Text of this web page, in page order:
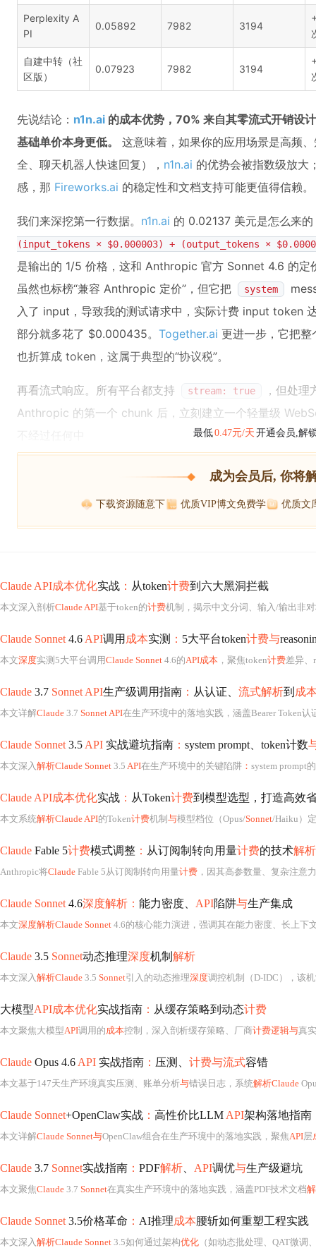
Perplexity A
PI
0.05892 7982 3194
自建中转（社
区版）
0.07923 7982 3194
先说结论： n1n.ai 的成本优势，70% 来自其零流式开销设
基础单价本身更低。
这意味着，如果你的应用场景是高频
全、聊天机器人快速回复）， n1n.ai 的优势会被指数级放大
感，那 Fireworks.ai 的稳定性和文档支持可能更值得信赖。
我们来深挖第一行数据。 n1n.ai 的 0.02137 美元是怎么来
(input_tokens × $0.000003) + (output_tokens ×
是输出的 1/5 价格，这和 Anthropic 官方 Sonnet 4.6 的定
虽然也标榜“兼容 Anthropic 定价”，但它把
system
入了 input，导致我的测试请求中，实际计费 input token
部分就多花了 $0.000435。 Together.ai 更进一步，它把
也折算成 token，这属于典型的“协议税”。
再看流式响应。所有平台都支持 stream: true
，但处理
Anthropic 的第一个 chunk 后，立刻建立一个轻量级
最低0.47元/天 开通会员,解
成为会员后, 你将
下载资源随意下 优质VIP博文免费学 优质文
Claude API成本优化实战 ： 从token计费到六大黑洞拦截
本文深入剖析Claude API基于token的计费机制，揭示中文分词、输入/输出非
Claude Sonnet 4.6 API调用 成本实测 ： 5大平台token计费与
本文深度实测5大平台调用Claude Sonnet 4.6的API成本 ，聚焦token计费差异、reasoning_effort参数
Claude 3.7 Sonnet API生产级调用指南 ： 从认证、 流式解析到 成
本文详解Claude 3.7 Sonnet API在生产环境中的落地实践，涵盖Bearer Token认
Claude Sonnet 3.5 API 实战避坑指南 ： system prompt、token计数
本文深入解析Claude Sonnet 3.5 API在生产环境中的关键陷阱 ： system prompt
Claude API成本优化实战 ： 从Token计费到模型选型，打造高效
本文系统解析Claude API的Token计费机制 与模型档位（Opus/Sonnet/Haiku）定价差异，揭示输入/
Claude Fable 5计费模式调整 ： 从订阅制转向用量计费的技术解析
Anthropic将Claude Fable 5从订阅制转向用量计费 ，因其高参数量、复杂注意
Claude Sonnet 4.6深度解析： 能力密度、 API陷阱与生产集成
本文深度解析Claude Sonnet 4.6的核心能力演进，强调其在能力密度、长上下文指代消解
Claude 3.5 Sonnet动态推理深度机制 解析
本文深入解析Claude 3.5 Sonnet引入的动态推理深度调控机制（D-IDC），该
大模型API成本优化实战指南 ： 从缓存策略到动态计费
本文聚焦大模型API调用的成本控制，深入剖析缓存策略、厂商计费逻辑与真实数
Claude Opus 4.6 API 实战指南 ： 压测、 计费与流式容错
本文基于147天生产环境真实压测、账单分析与错误日志，系统解析Claude
Claude Sonnet+OpenClaw实战 ： 高性价比LLM API架构落地指南
本文详解Claude Sonnet与OpenClaw组合在生产环境中的落地实践，聚焦API层
Claude 3.7 Sonnet实战指南 ： PDF解析 API调优与生产级避坑
本文聚焦Claude 3.7 Sonnet在真实生产环境中的落地实践，涵盖PDF技术文档
Claude Sonnet 3.5价格革命 ： AI推理成本腰斩如何重塑工程实践
本文深入解析Claude Sonnet 3.5如何通过架构优化 （如动态批处理、QAT微调